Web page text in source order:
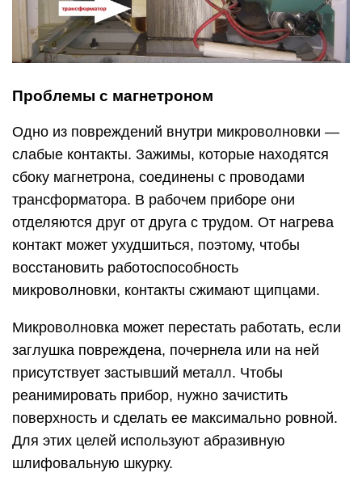
Проблемы с магнетроном
Одно из повреждений внутри микроволновки —
слабые контакты. Зажимы, которые находятся
сбоку магнетрона, соединены с проводами
трансформатора. В рабочем приборе они
отделяются друг от друга с трудом. От нагрева
контакт может ухудшиться, поэтому, чтобы
восстановить работоспособность
микроволновки, контакты сжимают щипцами.
Микроволновка может перестать работать, если
заглушка повреждена, почернела или на ней
присутствует застывший металл. Чтобы
реанимировать прибор, нужно зачистить
поверхность и сделать ее максимально ровной.
Для этих целей используют абразивную
шлифовальную шкурку.